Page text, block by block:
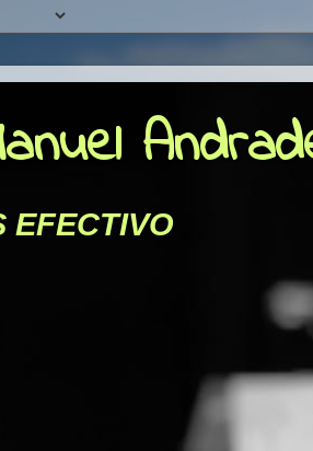
EFECTIVO